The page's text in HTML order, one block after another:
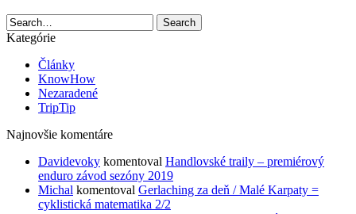
Search
Kategórie
Články
KnowHow
Nezaradené
TripTip
Najnovšie komentáre
Davidevoky komentoval Handlovské traily – premiérový
enduro závod sezóny 2019
Michal komentoval Gerlaching za deň / Malé Karpaty =
cyklistická matematika 2/2